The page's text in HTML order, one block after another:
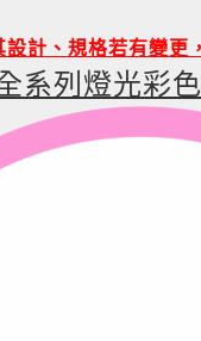
計、規格若有變更
系列燈光彩